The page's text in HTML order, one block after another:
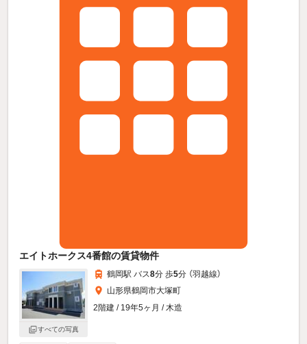
エイトホークス4番館の賃貸物件
すべての写真
鶴岡駅 バス8分 歩5分 （羽越線）
山形県鶴岡市大塚町
2階建 / 19年5ヶ月 / 木造